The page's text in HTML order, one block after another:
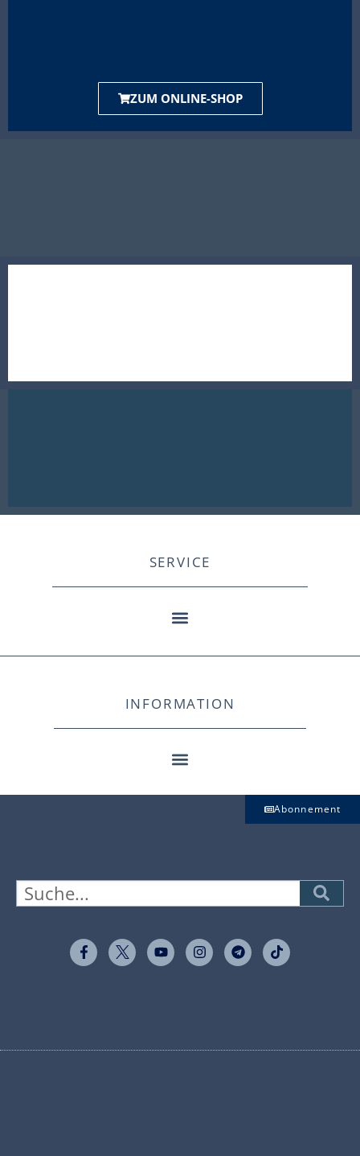
ZUM ONLINE-SHOP
SERVICE
INFORMATION
Abonnement